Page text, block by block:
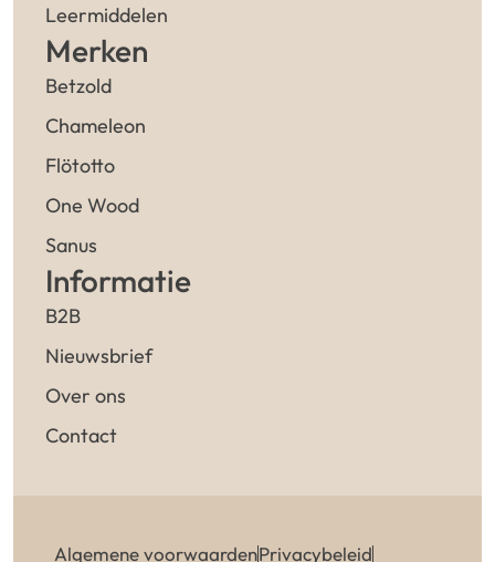
Leermiddelen
Merken
Betzold
Chameleon
Flötotto
One Wood
Sanus
Informatie
B2B
Nieuwsbrief
Over ons
Contact
Algemene voorwaardenPrivacybeleid